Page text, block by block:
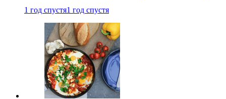
1 год спустя1 год спустя